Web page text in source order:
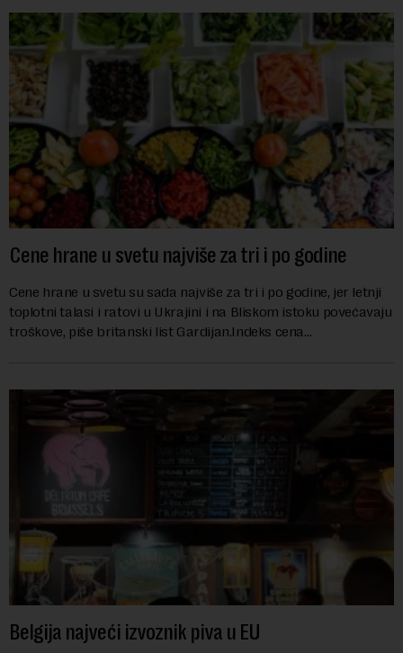
Cene hrane u svetu najviše za tri i po godine
Cene hrane u svetu su sada najviše za tri i po godine, jer letnji
toplotni talasi i ratovi u Ukrajini i na Bliskom istoku povećavaju
troškove, piše britanski list Gardijan.Indeks cena
Belgija najveći izvoznik piva u EU